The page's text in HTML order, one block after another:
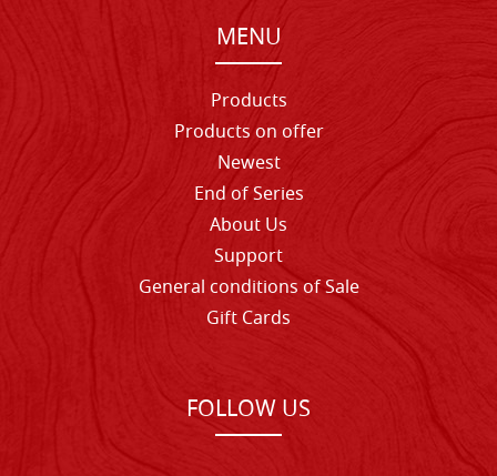
MENU
Products
Products on offer
Newest
End of Series
About Us
Support
General conditions of Sale
Gift Cards
FOLLOW US